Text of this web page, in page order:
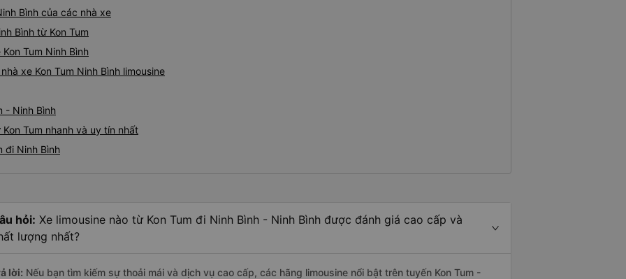
Bình của các nhà xe
Bình từ Kon Tum
Tum Ninh Bình
xe Kon Tum Ninh Bình limousine
- Ninh Bình
Tum nhanh và uy tín nhất
đi Ninh Bình
hỏi: Xe limousine nào từ Kon Tum đi Ninh Bình - Ninh Bình được đánh giá cao cấp và
lượng nhất?
lời: Nếu bạn tìm kiếm sự thoải mái và dịch vụ cao cấp, các hãng limousine nổi bật trên tuyến Kon Tum -